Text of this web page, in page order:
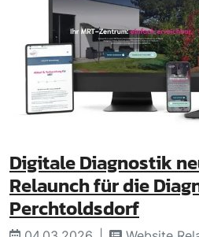
Digitale Diagnostik
Relaunch für die
Perchtoldsdorf